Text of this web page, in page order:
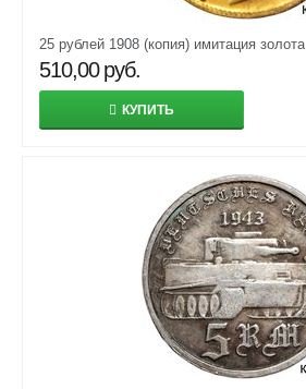
25 рублей 1908 (копия) имитация золота
510,00 руб.
КУПИТЬ